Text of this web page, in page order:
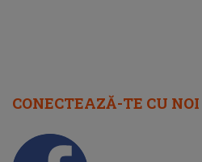
CONECTEAZĂ-TE CU NOI